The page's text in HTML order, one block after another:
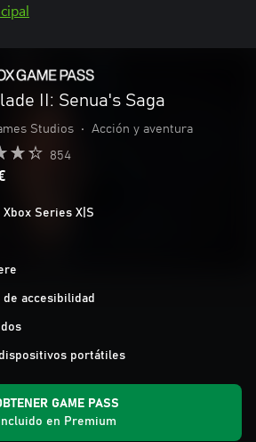
II: Senua's Saga
Studios • Acción y aventura
854
Series X|S
de accesibilidad
portátiles
GAME PASS
Incluido en Premium